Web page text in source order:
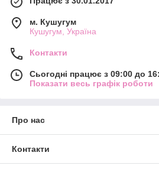
м. Кушугум
Кушугум, Україна
Контакти
Сьогодні працює з 09:00 до
Показати весь графік роботи
Про нас
Контакти